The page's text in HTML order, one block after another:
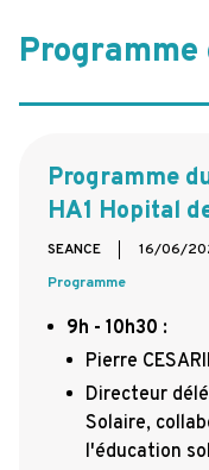
Programme
HA1 Hopital
SEANCE
16/06/
Programme
9h - 10h30 :
Pierre
Directeur
Solaire,
l'éducation